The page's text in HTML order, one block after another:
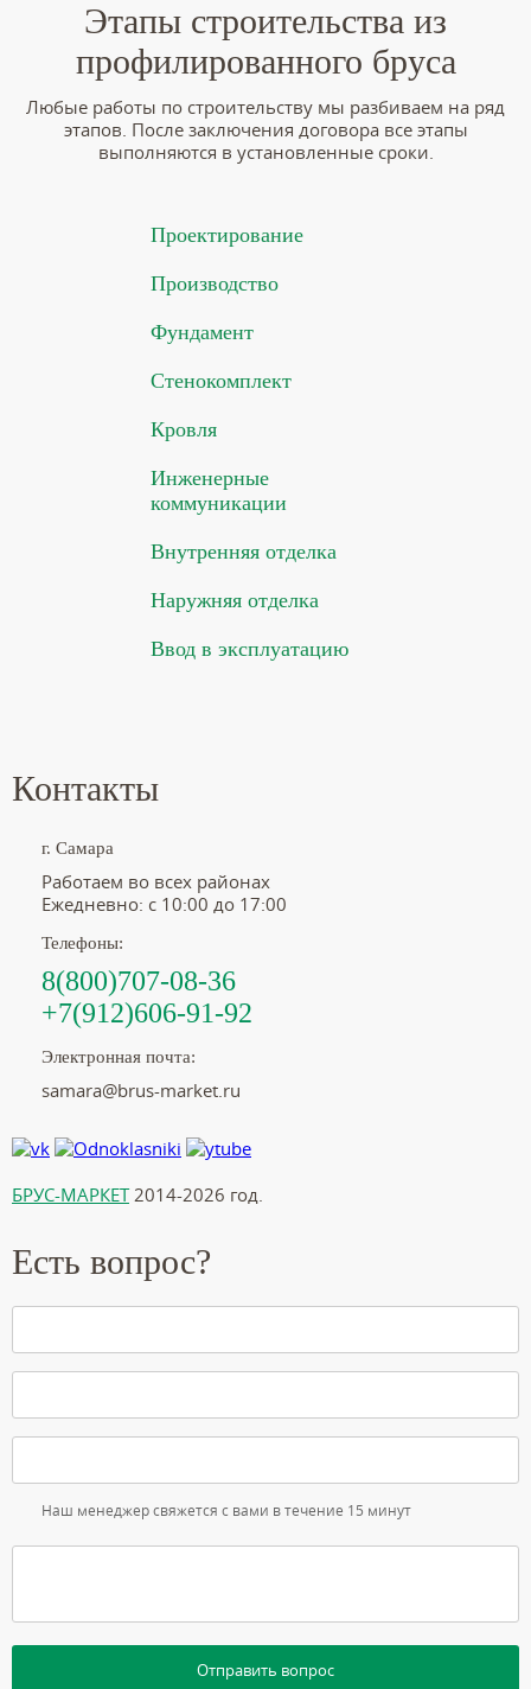
Этапы строительства из
профилированного бруса
Любые работы по строительству мы разбиваем на ряд
этапов. После заключения договора все этапы
выполняются в установленные сроки.
Проектирование
Производство
Фундамент
Стенокомплект
Кровля
Инженерные
коммуникации
Внутренняя отделка
Наружняя отделка
Ввод в эксплуатацию
Контакты
г. Самара
Работаем во всех районах
Ежедневно: с 10:00 до 17:00
Телефоны:
8(800)707-08-36
+7(912)606-91-92
Электронная почта:
samara@brus-market.ru
БРУС-МАРКЕТ2014-2026 год.
Есть вопрос?
Наш менеджер свяжется с вами в течение 15 минут
Отправить вопрос